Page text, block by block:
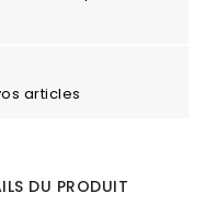
articles
DU PRODUIT